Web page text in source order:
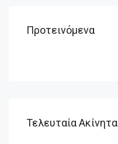
Προτεινόμενα
Τελευταία Ακίνητα